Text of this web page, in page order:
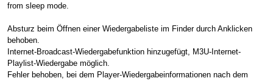
from sleep mode.
Absturz beim Öffnen einer Wiedergabeliste im Finder durch Anklicken
behoben.
Internet-Broadcast-Wiedergabefunktion hinzugefügt, M3U-Internet-
Playlist-Wiedergabe möglich.
Fehler behoben, bei dem Player-Wiedergabeinformationen nach dem